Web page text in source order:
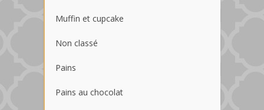
Muffin et cupcake
Non classé
Pains
Pains au chocolat